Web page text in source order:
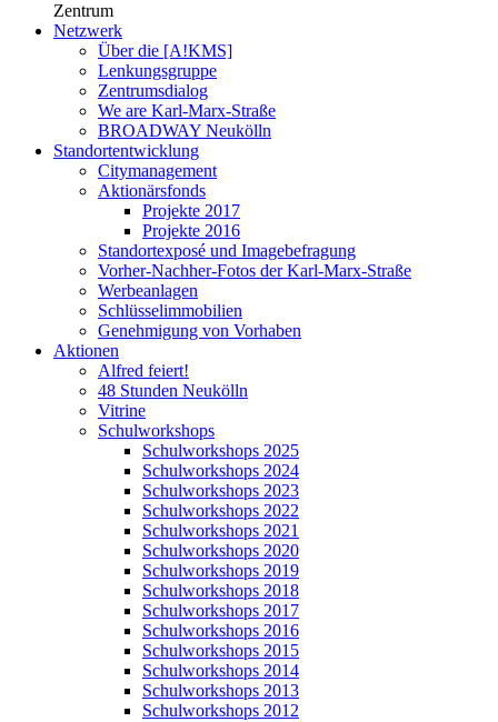
Zentrum
Netzwerk
Über die [A!KMS]
Lenkungsgruppe
Zentrumsdialog
We are Karl-Marx-Straße
BROADWAY Neukölln
Standortentwicklung
Citymanagement
Aktionärsfonds
Projekte 2017
Projekte 2016
Standortexposé und Imagebefragung
Vorher-Nachher-Fotos der Karl-Marx-Straße
Werbeanlagen
Schlüsselimmobilien
Genehmigung von Vorhaben
Aktionen
Alfred feiert!
48 Stunden Neukölln
Vitrine
Schulworkshops
Schulworkshops 2025
Schulworkshops 2024
Schulworkshops 2023
Schulworkshops 2022
Schulworkshops 2021
Schulworkshops 2020
Schulworkshops 2019
Schulworkshops 2018
Schulworkshops 2017
Schulworkshops 2016
Schulworkshops 2015
Schulworkshops 2014
Schulworkshops 2013
Schulworkshops 2012